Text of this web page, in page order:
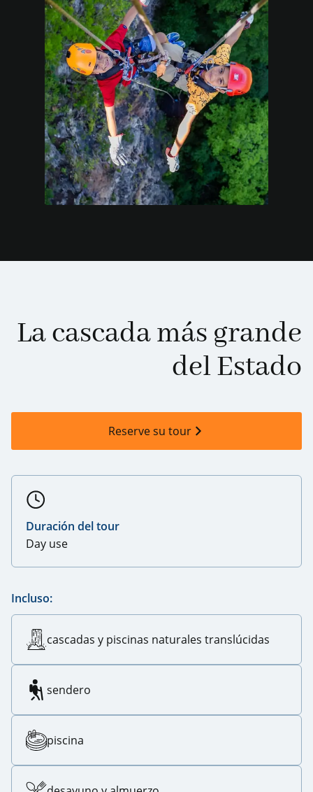
La cascada más grande
del Estado
Reserve su tour
Duración del tour
Day use
Incluso:
cascadas y piscinas naturales translúcidas
sendero
piscina